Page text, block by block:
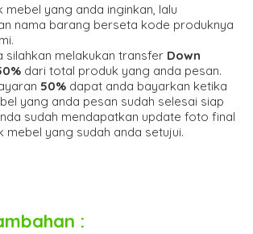
mebel yang anda inginkan, lalu
nama barang berseta kode produknya
silahkan melakukan transfer Down
dari total produk yang anda pesan.
50% dapat anda bayarkan ketika
yang anda pesan sudah selesai siap
sudah mendapatkan update foto final
mebel yang sudah anda setujui.
: